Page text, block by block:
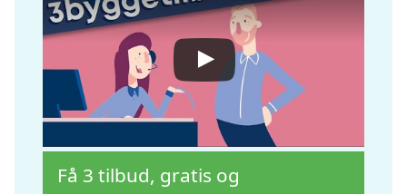
Få 3 tilbud, gratis og